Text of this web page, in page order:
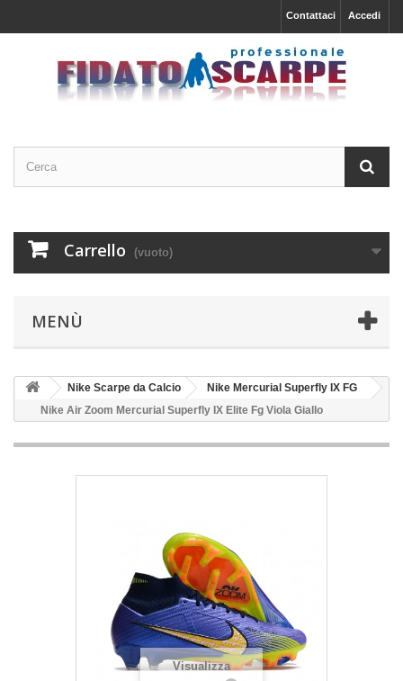
Accedi
Contattaci
Carrello (vuoto)
MENÙ
Nike Scarpe da Calcio
Nike Mercurial Superfly IX FG
Nike Air Zoom Mercurial Superfly IX Elite Fg Viola Giallo
Visualizza